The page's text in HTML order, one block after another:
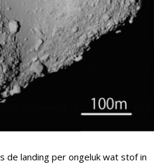
de landing per ongeluk wat stof in